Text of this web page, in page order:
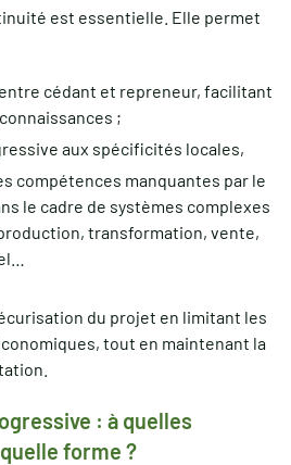
est essentielle. Elle permet
entre cédant et repreneur, facilitant
;
aux spécificités locales,
compétences manquantes par le
le cadre de systèmes complexes
transformation, vente,
du projet en limitant les
tout en maintenant la
: à quelles
forme ?